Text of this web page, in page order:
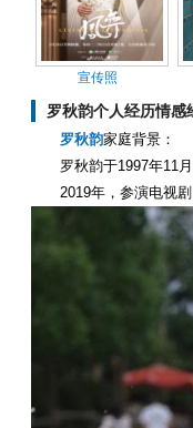
宣传照
罗秋韵个人经历情感
罗秋韵家庭背景：
罗秋韵于1997年11
2019年，参演电视